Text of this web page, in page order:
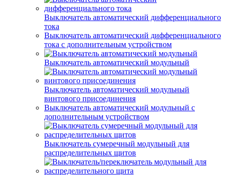
Выключатель автоматический дифференциального
тока
Выключатель автоматический дифференциального
тока с дополнительным устройством
Выключатель автоматический модульный
Выключатель автоматический модульный
винтового присоединения
Выключатель автоматический модульный с
дополнительным устройством
Выключатель сумеречный модульный для
распределительных щитов